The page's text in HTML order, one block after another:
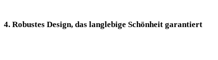
4. Robustes⁣ Design, das‍ langlebige Schönheit garantiert